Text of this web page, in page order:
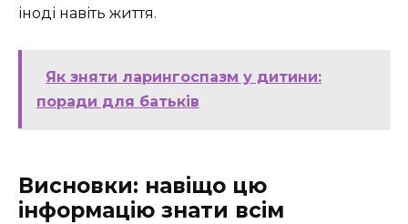
іноді навіть життя.
Як зняти ларингоспазм у дитини:
поради для батьків
Висновки: навіщо цю
інформацію знати всім